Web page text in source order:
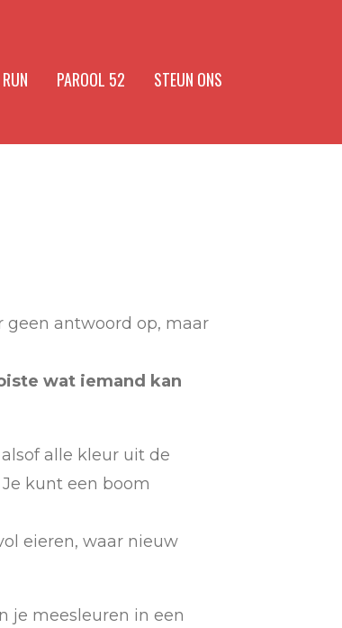
PAROOL 52
STEUN ONS
geen antwoord op, maar
wat iemand kan
alle kleur uit de
kunt een boom
eieren, waar nieuw
je meesleuren in een